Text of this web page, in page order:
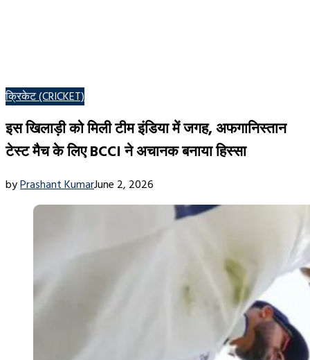
POSTED
क्रिकेट (CRICKET)
इस खिलाड़ी को मिली टीम इंडिया में जगह, अफगानिस्तान
टेस्ट मैच के लिए BCCI ने अचानक बनाया हिस्सा
byPrashant KumarJune 2, 2026